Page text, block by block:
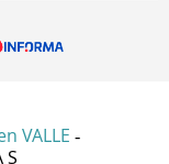
VALLE -
S